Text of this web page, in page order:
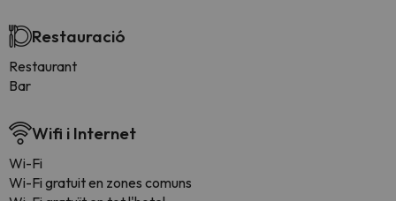
Restauració
Restaurant
Bar
Wifi i Internet
Wi-Fi
Wi-Fi gratuit en zones comuns